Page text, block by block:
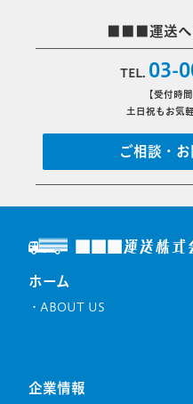
■■■運送へ
TEL. 03-
【受付時
土日祝もお気
ご相談・
■■■運送株式
ホーム
・ ABOUT US
企業情報